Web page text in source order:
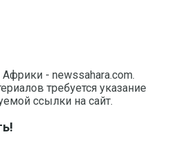
- newssahara.com.
требуется указание
ссылки на сайт.